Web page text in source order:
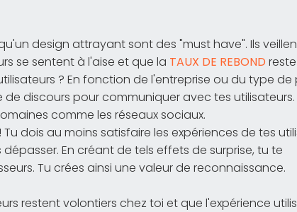
design attrayant sont des "must have". Ils
se sentent à l'aise et que la TAUX DE REBOND
? En fonction de l'entreprise ou du type de
discours pour communiquer avec tes
comme les réseaux sociaux.
dois au moins satisfaire les expériences de tes
En créant de tels effets de surprise, tu te
Tu crées ainsi une valeur de reconnaissance.
restent volontiers chez toi et que l'expérience